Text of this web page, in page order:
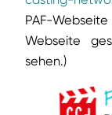
PAF-
Webseite
sehen.)